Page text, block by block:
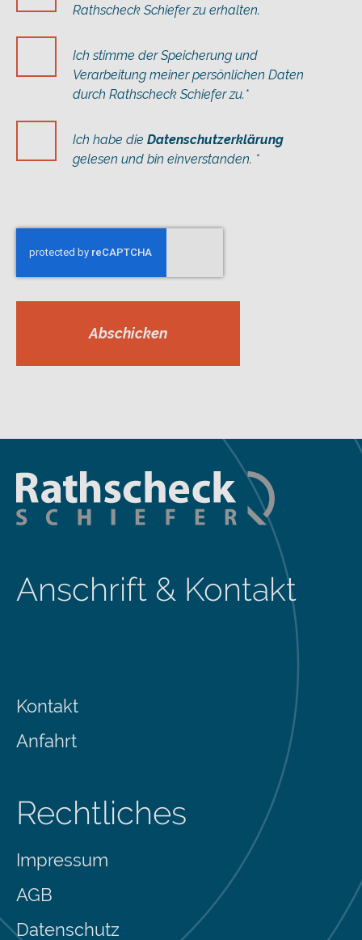
Rathscheck Schiefer zu erhalten.
Ich stimme der Speicherung und
Verarbeitung meiner persönlichen Daten
durch Rathscheck Schiefer zu.*
Ich habe die Datenschutzerklärung
gelesen und bin einverstanden. *
Abschicken
Anschrift & Kontakt
Kontakt
Anfahrt
Rechtliches
Impressum
AGB
Datenschutz